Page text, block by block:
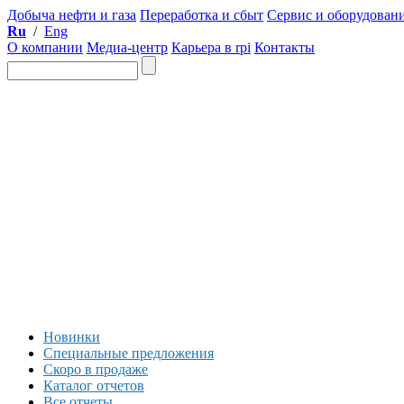
Добыча нефти и газа Переработка и сбыт Сервис и
Ru / Eng
О компании Медиа-центр Карьера в rpi Контакты
Новинки
Специальные предложения
Скоро в продаже
Каталог отчетов